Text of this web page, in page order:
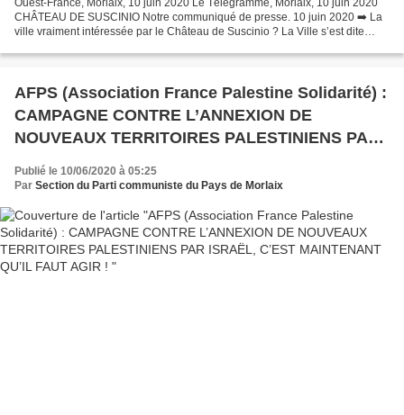
Ouest-France, Morlaix, 10 juin 2020 Le Télégramme, Morlaix, 10 juin 2020
CHÂTEAU DE SUSCINIO Notre communiqué de presse. 10 juin 2020 ➡️ La
ville vraiment intéressée par le Château de Suscinio ? La Ville s’est dite
AFPS (Association France Palestine Solidarité) :
CAMPAGNE CONTRE L’ANNEXION DE
NOUVEAUX TERRITOIRES PALESTINIENS PAR
ISRAËL, C’EST MAINTENANT QU’IL FAUT AGIR
!
Publié le 10/06/2020 à 05:25
Par Section du Parti communiste du Pays de Morlaix